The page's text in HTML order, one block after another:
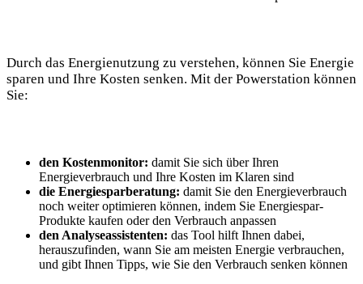
Durch das Energienutzung zu verstehen, können Sie Energie
sparen und Ihre Kosten senken. Mit der Powerstation können
Sie:
den Kostenmonitor: damit Sie sich über Ihren
Energieverbrauch und Ihre Kosten im Klaren sind
die Energiesparberatung: damit Sie den Energieverbrauch
noch weiter optimieren können, indem Sie Energiespar-
Produkte kaufen oder den Verbrauch anpassen
den Analyseassistenten: das Tool hilft Ihnen dabei,
herauszufinden, wann Sie am meisten Energie verbrauchen,
und gibt Ihnen Tipps, wie Sie den Verbrauch senken können